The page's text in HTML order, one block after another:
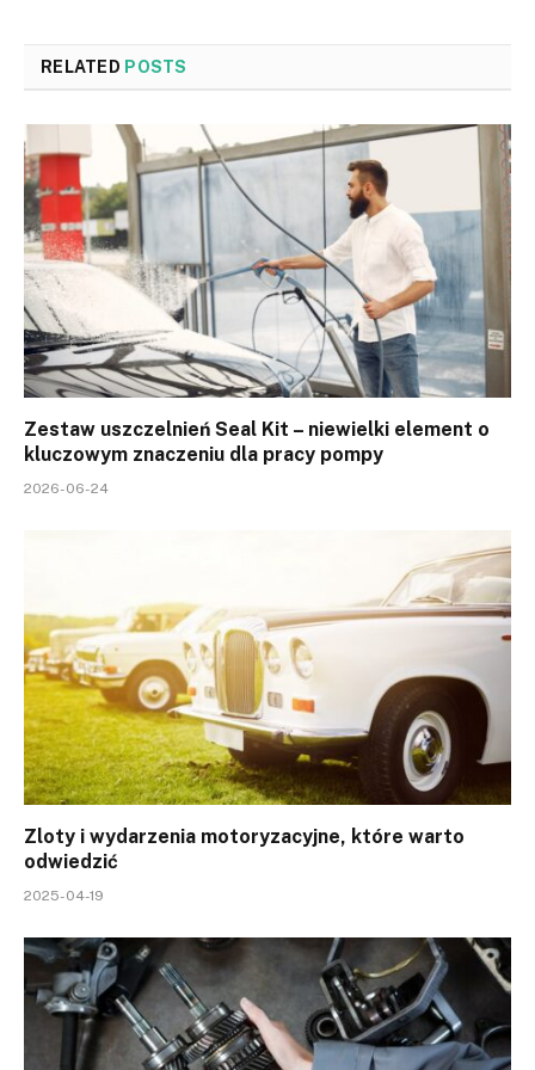
RELATED POSTS
Zestaw uszczelnień Seal Kit – niewielki element o
kluczowym znaczeniu dla pracy pompy
2026-06-24
Zloty i wydarzenia motoryzacyjne, które warto
odwiedzić
2025-04-19